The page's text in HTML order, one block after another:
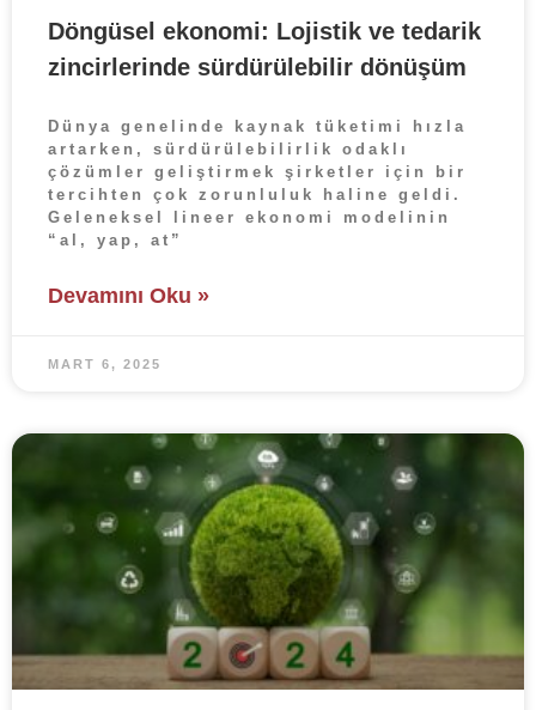
Döngüsel ekonomi: Lojistik ve tedarik
zincirlerinde sürdürülebilir dönüşüm
Dünya genelinde kaynak tüketimi hızla
artarken, sürdürülebilirlik odaklı
çözümler geliştirmek şirketler için bir
tercihten çok zorunluluk haline geldi.
Geleneksel lineer ekonomi modelinin
“al, yap, at”
Devamını Oku »
MART 6, 2025